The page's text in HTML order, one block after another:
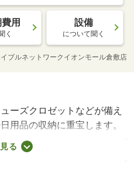
用
く
設備
について聞く
ブルネットワークイオンモール倉敷店
ーズクロゼットなどが備え
用品の収納に重宝します。
る物件はいかがですか。通
けるので、会話したうえで
る